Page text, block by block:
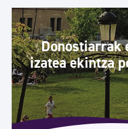
Donostiarrak
izatea ekintza